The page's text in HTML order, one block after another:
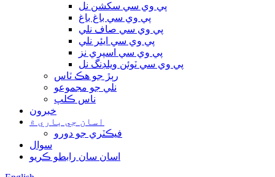
پي وي سي سکشن نل
پي وي سي باغ باغ
پي وي سي صاف نلي
پي وي سي ايئر نلي
پي وي سي اسپري نز
پي وي سي ٽوئن ويلڊنگ نل
رٻڙ جو هڪ ٽاس
نلي جو مجموعو
ناس ڪلپ
خبرون
اسان جي باري ۾
فيڪٽري جو دورو
سوال
اسان سان رابطو ڪريو